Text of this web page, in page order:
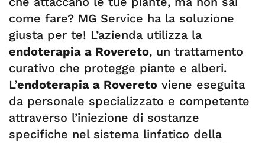
come fare? MG Service ha la soluzione
giusta per te! L’azienda utilizza la
endoterapia a Rovereto, un trattamento
curativo che protegge piante e alberi.
L’endoterapia a Rovereto viene eseguita
da personale specializzato e competente
attraverso l’iniezione di sostanze
specifiche nel sistema linfatico della